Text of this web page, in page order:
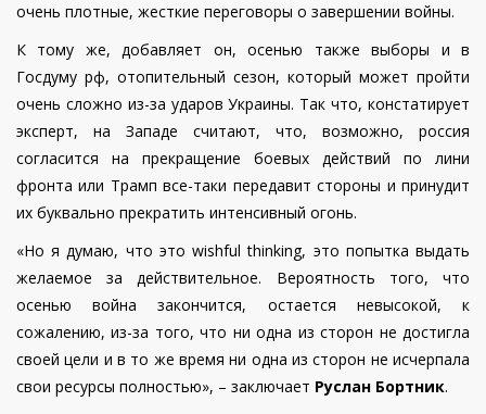
очень плотные, жесткие переговоры о завершении войны.
К тому же, добавляет он, осенью также выборы и в
Госдуму рф, отопительный сезон, который может пройти
очень сложно из-за ударов Украины. Так что, констатирует
эксперт, на Западе считают, что, возможно, россия
согласится на прекращение боевых действий по лини
фронта или Трамп все-таки передавит стороны и принудит
их буквально прекратить интенсивный огонь.
«Но я думаю, что это wishful thinking, это попытка выдать
желаемое за действительное. Вероятность того, что
осенью война закончится, остается невысокой, к
сожалению, из-за того, что ни одна из сторон не достигла
своей цели и в то же время ни одна из сторон не исчерпала
свои ресурсы полностью», – заключает Руслан Бортник.